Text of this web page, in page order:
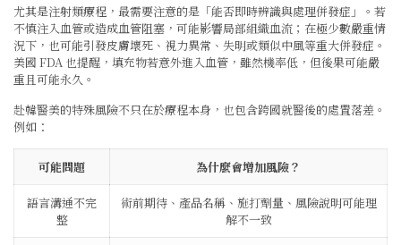
尤其是注射類療程，最需要注意的是「能否即時辨識與處理併發症」。若
不慎注入血管或造成血管阻塞，可能影響局部組織血流；在極少數嚴重情
況下，也可能引發皮膚壞死、視力異常、失明或類似中風等重大併發症。
美國 FDA 也提醒，填充物若意外進入血管，雖然機率低，但後果可能嚴
重且可能永久。
赴韓醫美的特殊風險不只在於療程本身，也包含跨國就醫後的處置落差。
例如：
可能問題 為什麼會增加風險？
語言溝通不完
整
術前期待、產品名稱、施打劑量、風險說明可能理
解不一致